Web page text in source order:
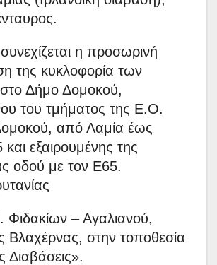
η προσωρινή
της κυκλοφορία των
Δήμο Δομοκού,
του τμήματος της Ε.Ο.
από Λαμία έως
εξαιρουμένης της
οδού με τον Ε65.
– Αγαλιανού,
Βλαχέρνας, στην τοποθεσία
Διαβάσεις».